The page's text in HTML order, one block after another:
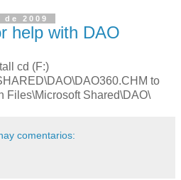
2009
help with DAO
cd (F:)
to
Files\Microsoft Shared\DAO\
comentarios: